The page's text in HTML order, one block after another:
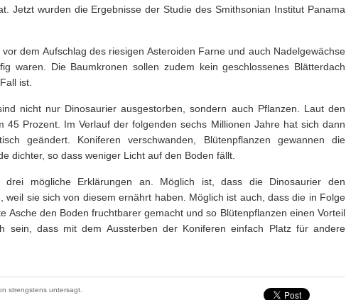
Jetzt wurden die Ergebnisse der Studie des Smithsonian Institut Panama
dem Aufschlag des riesigen Asteroiden Farne und auch Nadelgewächse
waren. Die Baumkronen sollen zudem kein geschlossenes Blätterdach
ist.
nicht nur Dinosaurier ausgestorben, sondern auch Pflanzen. Laut den
45 Prozent. Im Verlauf der folgenden sechs Millionen Jahre hat sich dann
geändert. Koniferen verschwanden, Blütenpflanzen gewannen die
dichter, so dass weniger Licht auf den Boden fällt.
drei mögliche Erklärungen an. Möglich ist, dass die Dinosaurier den
weil sie sich von diesem ernährt haben. Möglich ist auch, dass die in Folge
Asche den Boden fruchtbarer gemacht und so Blütenpflanzen einen Vorteil
sein, dass mit dem Aussterben der Koniferen einfach Platz für andere
strengstens untersagt.